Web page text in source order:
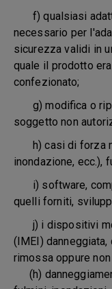
f) qualsiasi
necessario per
sicurezza validi in
quale il prodotto
confezionato;
g) modifica o
soggetto non
h) casi di forza
inondazione, ecc.),
i) software,
quelli forniti,
j) i dispositivi
(IMEI)
rimossa oppure
(h)